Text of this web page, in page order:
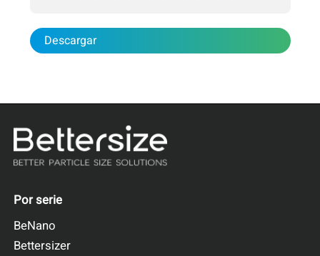
Descargar
Por serie
BeNano
Bettersizer